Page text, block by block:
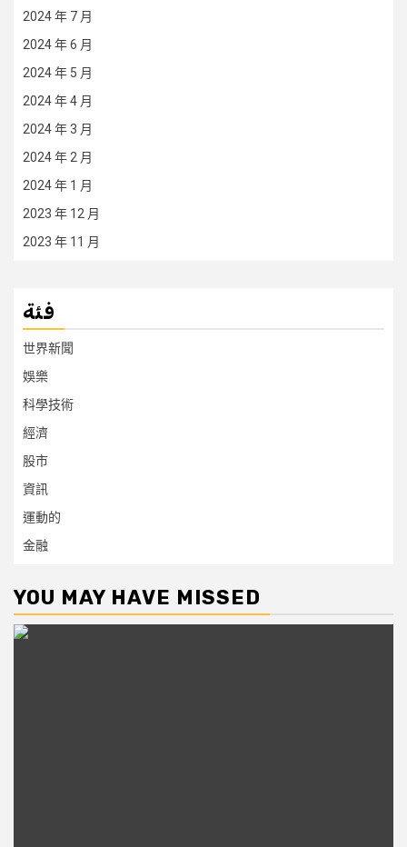
2024 年 7 月
2024 年 6 月
2024 年 5 月
2024 年 4 月
2024 年 3 月
2024 年 2 月
2024 年 1 月
2023 年 12 月
2023 年 11 月
فئة
世界新聞
娛樂
科學技術
經濟
股市
資訊
運動的
金融
YOU MAY HAVE MISSED